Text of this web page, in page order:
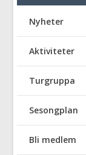
Nyheter
Aktiviteter
Turgruppa
Sesongplan
Bli medlem